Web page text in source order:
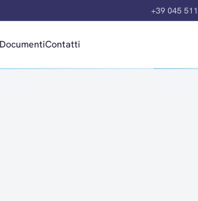
+39 045
DocumentiContatti